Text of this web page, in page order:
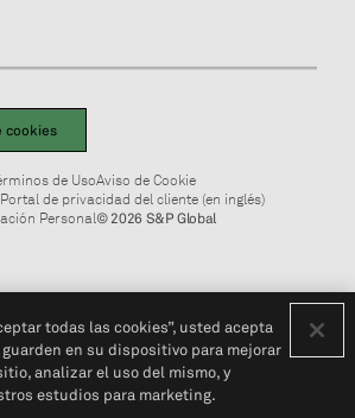
cookies
de UsoAviso de Cookie
Portal de privacidad del cliente (en inglés)
Personal© 2026 S&P Global
todas las cookies”, usted acepta
en su dispositivo para mejorar
analizar el uso del mismo, y
estudios para marketing.